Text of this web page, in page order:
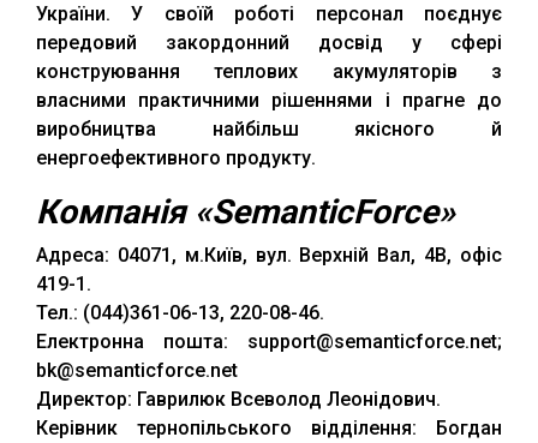
України. У своїй роботі персонал поєднує
передовий закордонний досвід у сфері
конструювання теплових акумуляторів з
власними практичними рішеннями і прагне до
виробництва найбільш якісного й
енергоефективного продукту.
Компанія «SemanticForce»
Адреса: 04071, м.Київ, вул. Верхній Вал, 4В, офіс
419-1.
Тел.: (044)361-06-13, 220-08-46.
Електронна пошта: support@semanticforce.net;
bk@semanticforce.net
Директор: Гаврилюк Всеволод Леонідович.
Керівник тернопільського відділення: Богдан